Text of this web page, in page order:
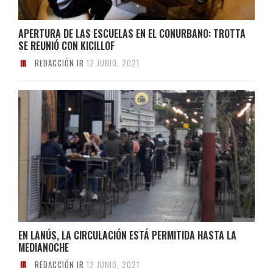
APERTURA DE LAS ESCUELAS EN EL CONURBANO: TROTTA
SE REUNIÓ CON KICILLOF
REDACCIÓN IR 12 JUNIO, 2021
EN LANÚS, LA CIRCULACIÓN ESTÁ PERMITIDA HASTA LA
MEDIANOCHE
REDACCIÓN IR 12 JUNIO, 2021